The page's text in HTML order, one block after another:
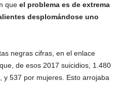
que el problema es de extrema
desplomándose uno
negras cifras, en el enlace
de esos 2017 suicidios, 1.480
537 por mujeres. Esto arrojaba